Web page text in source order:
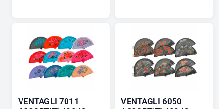
VENTAGLI 7011
VENTAGLI 6050